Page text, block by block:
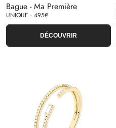
Bague - Ma Première
UNIQUE - 495€
DÉCOUVRIR